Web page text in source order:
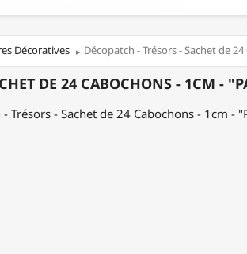
Décoratives Décopatch - Trésors - Sachet de
DE 24 CABOCHONS - 1CM -
Trésors - Sachet de 24 Cabochons - 1cm -